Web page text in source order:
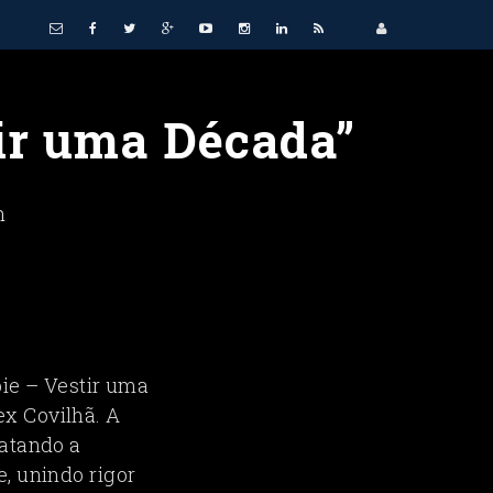
uma Década”
– Vestir uma
Covilhã. A
a
unindo rigor